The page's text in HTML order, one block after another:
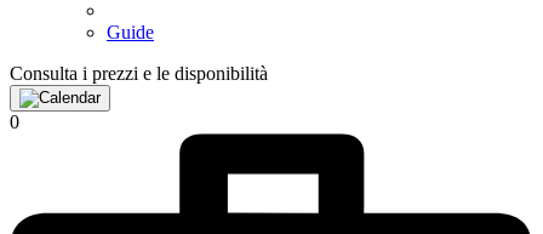
Guide
Consulta i prezzi e le disponibilità
0